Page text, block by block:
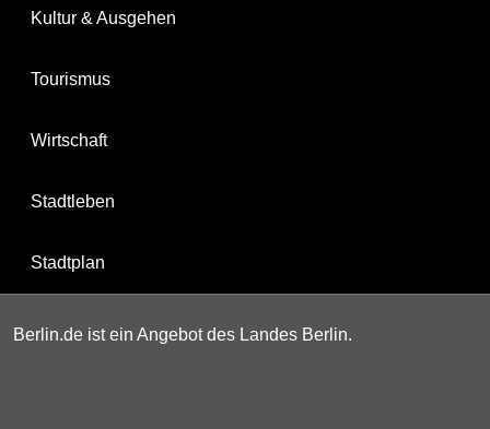
Kultur & Ausgehen
Tourismus
Wirtschaft
Stadtleben
Stadtplan
Berlin.de ist ein Angebot des Landes Berlin.